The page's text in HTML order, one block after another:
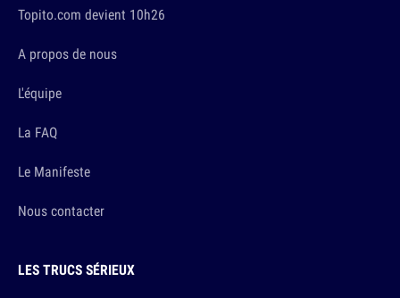
Topito.com devient 10h26
A propos de nous
L'équipe
La FAQ
Le Manifeste
Nous contacter
LES TRUCS SÉRIEUX